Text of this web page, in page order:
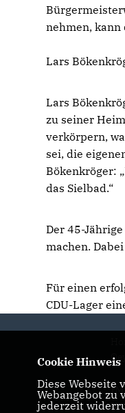
nehmen, kann
Lars
Lars
zu seiner
verkörpern,
sei, die
Bökenkröger:
das Sielbad.“
Der 45-
machen.
Für einen
CDU-Lager
Cookie Hinweis
Diese Webseite
Webangebot zu
jederzeit